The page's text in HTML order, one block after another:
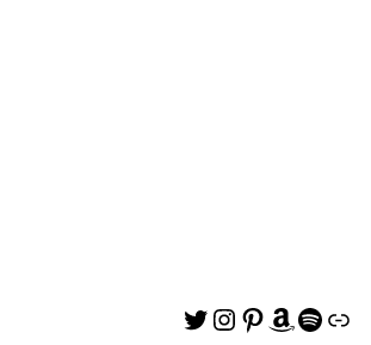
Twitter
Instagram
Pinterest
Amazon
Spotify
リンク